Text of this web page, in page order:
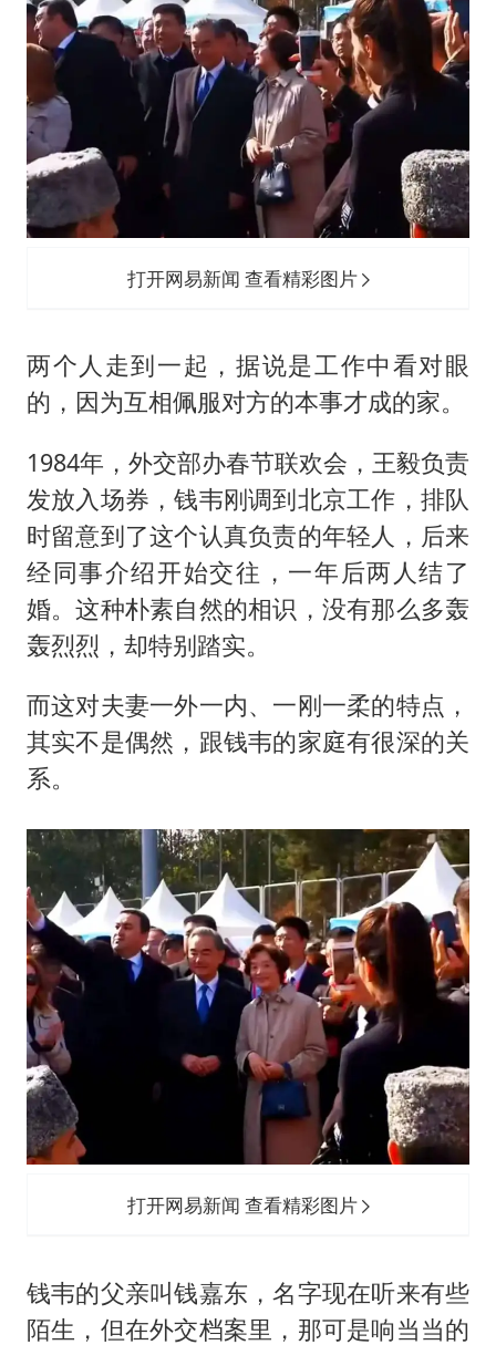
打开网易新闻 查看精彩图片
两个人走到一起，据说是工作中看对眼
的，因为互相佩服对方的本事才成的家。
1984年，外交部办春节联欢会，王毅负责
发放入场券，钱韦刚调到北京工作，排队
时留意到了这个认真负责的年轻人，后来
经同事介绍开始交往，一年后两人结了
婚。这种朴素自然的相识，没有那么多轰
轰烈烈，却特别踏实。
而这对夫妻一外一内、一刚一柔的特点，
其实不是偶然，跟钱韦的家庭有很深的关
系。
打开网易新闻 查看精彩图片
钱韦的父亲叫钱嘉东，名字现在听来有些
陌生，但在外交档案里，那可是响当当的